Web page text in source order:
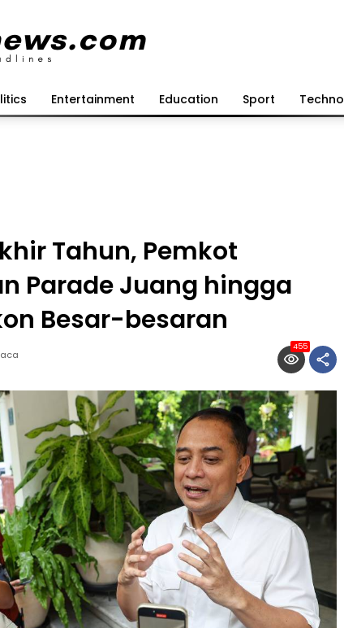
Entertainment Education Sport Techno
Tahun, Pemkot
Parade Juang hingga
Besar-besaran
455